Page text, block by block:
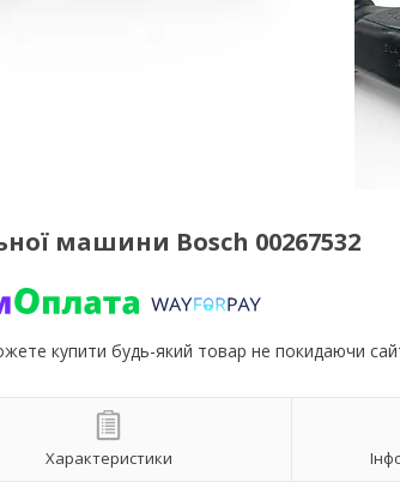
машини Bosch 00267532
купити будь-який товар не покидаючи
Характеристики